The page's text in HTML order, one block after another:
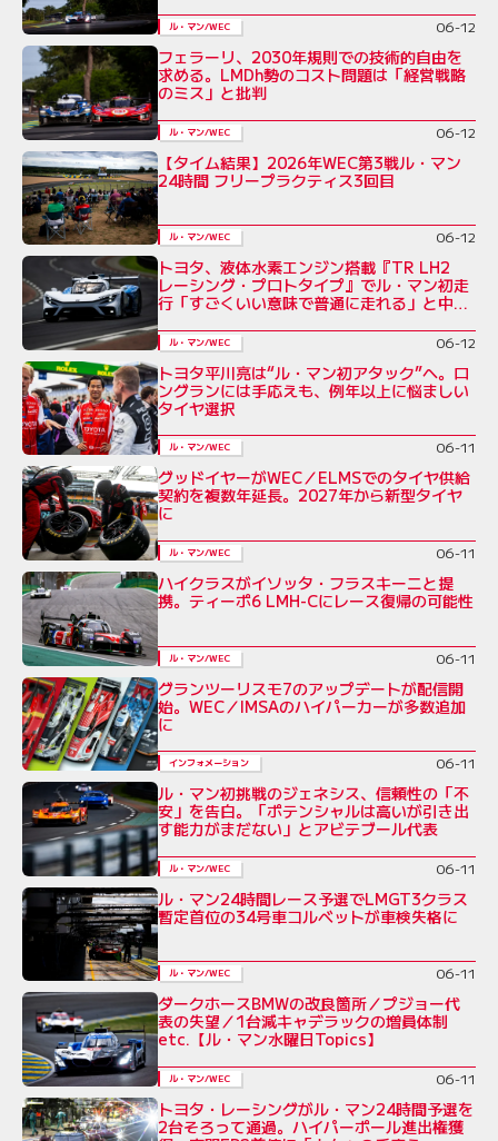
ル・マン/WEC 06-12
フェラーリ、2030年規則での技術的自由を
求める。LMDh勢のコスト問題は「経営戦略
のミス」と批判
ル・マン/WEC 06-12
【タイム結果】2026年WEC第3戦ル・マン
24時間 フリープラクティス3回目
ル・マン/WEC 06-12
トヨタ、液体水素エンジン搭載『TR LH2
レーシング・プロトタイプ』でル・マン初走
行「すごくいい意味で普通に走れる」と中嶋
ル・マン/WEC 06-12
トヨタ平川亮は“ル・マン初アタック”へ。ロ
ングランには手応えも、例年以上に悩ましい
タイヤ選択
ル・マン/WEC 06-11
グッドイヤーがWEC／ELMSでのタイヤ供給
契約を複数年延長。2027年から新型タイヤ
に
ル・マン/WEC 06-11
ハイクラスがイソッタ・フラスキーニと提
携。ティーポ6 LMH-Cにレース復帰の可能性
ル・マン/WEC 06-11
グランツーリスモ7のアップデートが配信開
始。WEC／IMSAのハイパーカーが多数追加
に
インフォメーション 06-11
ル・マン初挑戦のジェネシス、信頼性の「不
安」を告白。「ポテンシャルは高いが引き出
す能力がまだない」とアビテブール代表
ル・マン/WEC 06-11
ル・マン24時間レース予選でLMGT3クラス
暫定首位の34号車コルベットが車検失格に
ル・マン/WEC 06-11
ダークホースBMWの改良箇所／プジョー代
表の失望／1台減キャデラックの増員体制
etc.【ル・マン水曜日Topics】
ル・マン/WEC 06-11
トヨタ・レーシングがル・マン24時間予選を
2台そろって通過。ハイパーポール進出権獲